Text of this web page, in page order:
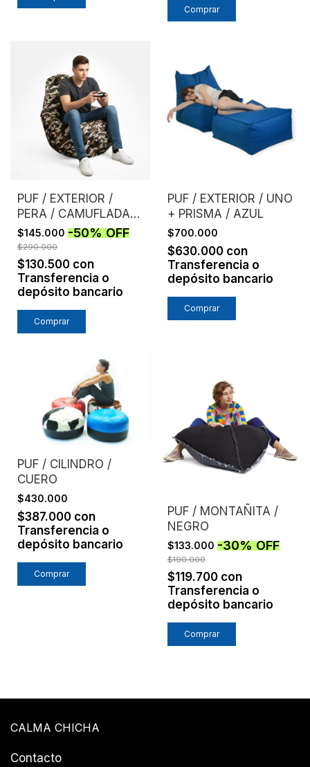
PUF / EXTERIOR /
PERA / CAMUFLADA /
MARRON
$145.000 -50%OFF
$290.000
$130.500 con
Transferencia o
depósito bancario
PUF / EXTERIOR / UNO
+ PRISMA / AZUL
$700.000
$630.000 con
Transferencia o
depósito bancario
PUF / CILINDRO /
CUERO
$430.000
$387.000 con
Transferencia o
depósito bancario
PUF / MONTAÑITA /
NEGRO
$133.000 -30%OFF
$190.000
$119.700 con
Transferencia o
depósito bancario
CALMA CHICHA
Contacto